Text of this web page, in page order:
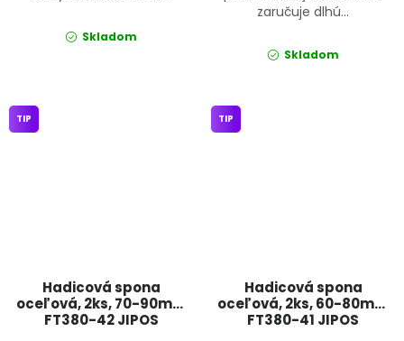
Skladom
zaručuje dlhú...
Skladom
Hadicová spona
oceľová, 2ks, 70-90mm
FT380-42 JIPOS
TIP
Hadicová spona
oceľová, 2ks, 60-80mm
FT380-41 JIPOS
TIP